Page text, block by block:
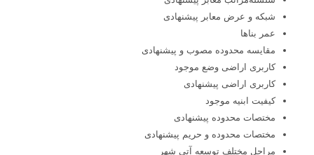
شبکه و عرض معابر پیشنهادی
عمر بناها
مقایسه محدوده مصوب و پیشنهادی
کاربری اراضی وضع موجود
کاربری اراضی پیشنهادی
کیفیت ابنیه موجود
مختصات محدوده پیشنهادی
مختصات محدوده و حریم پیشنهادی
مراحل مختلف توسعه آتی شهر